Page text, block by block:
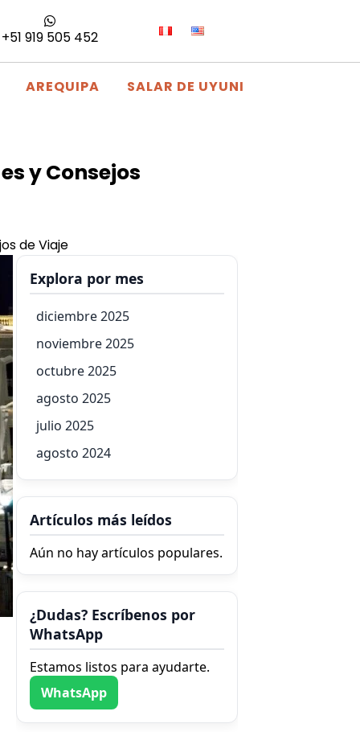
+51 919 505 452
AREQUIPA SALAR DE UYUNI
y Consejos
de Viaje
Explora por mes
diciembre 2025
noviembre 2025
octubre 2025
agosto 2025
julio 2025
agosto 2024
Artículos más leídos
Aún no hay artículos populares.
¿Dudas? Escríbenos por
WhatsApp
Estamos listos para ayudarte.
WhatsApp